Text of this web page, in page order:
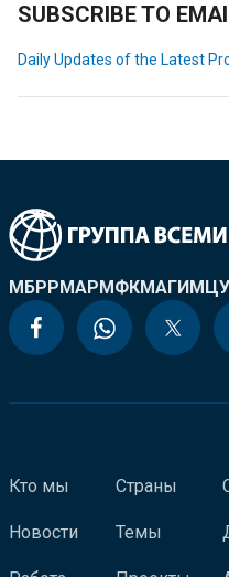
SUBSCRIBE TO
Daily Updates of the Latest
МБРРМАРМФКМАГИ
Кто мы
Новости
Страны
Темы